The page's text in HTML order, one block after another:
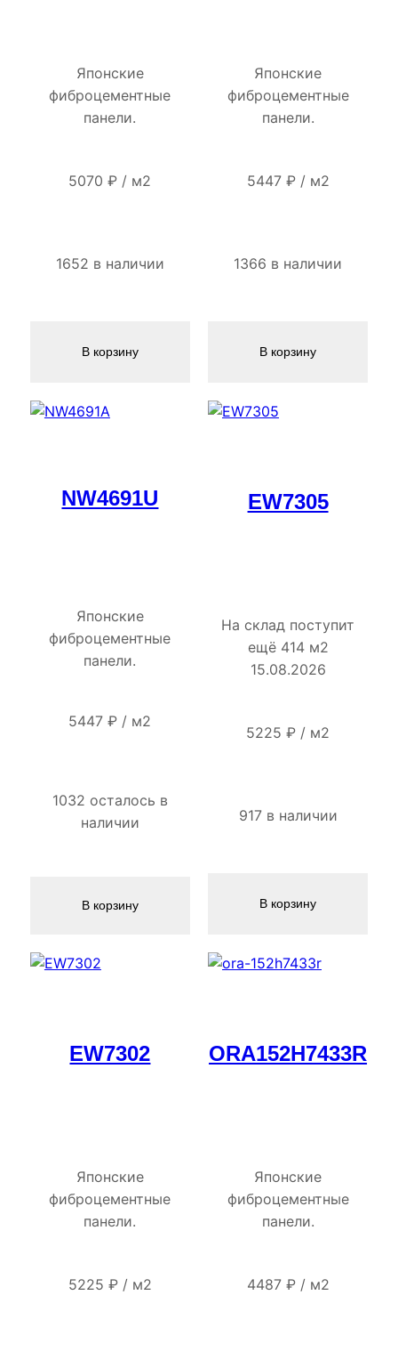
Японские
фиброцементные
панели.
5070₽ / м2
1652 в наличии
В корзину
Японские
фиброцементные
панели.
5447 ₽/ м2
1366 в наличии
В корзину
NW4691U
Японские
фиброцементные
панели.
5447₽ / м2
1032 осталось в
наличии
В корзину
EW7305
На склад поступит
ещё 414 м2
15.08.2026
5225₽ / м2
917 в наличии
В корзину
EW7302
Японские
фиброцементные
панели.
5225 ₽/ м2
ORA152H7433R
Японские
фиброцементные
панели.
4487 ₽/ м2